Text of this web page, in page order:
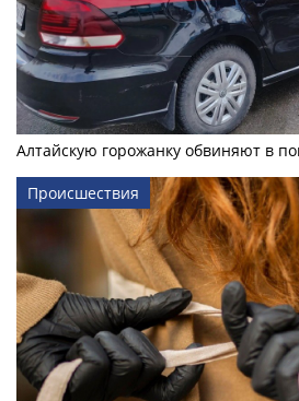
Алтайскую горожанку обвиняют в
Происшествия